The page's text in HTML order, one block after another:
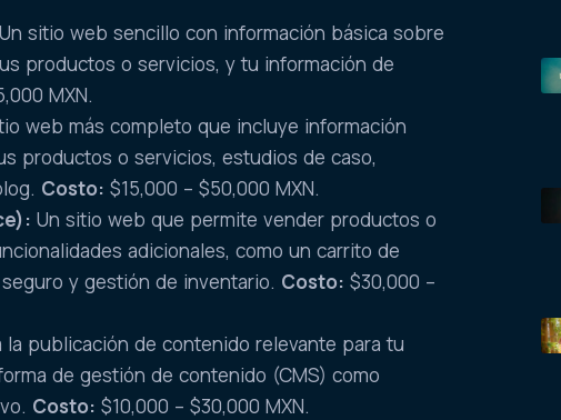
Un sitio web sencillo con información básica sobre
productos o servicios, y tu información de
MXN.
web más completo que incluye información
productos o servicios, estudios de caso,
Costo: $15,000 – $50,000 MXN.
Un sitio web que permite vender productos o
adicionales, como un carrito de
y gestión de inventario. Costo: $30,000 –
publicación de contenido relevante para tu
de gestión de contenido (CMS) como
Costo: $10,000 – $30,000 MXN.